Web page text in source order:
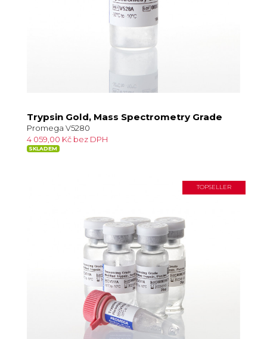
Trypsin Gold, Mass Spectrometry Grade
Promega V5280
4 059,00 Kč bez DPH
SKLADEM
TOPSELLER